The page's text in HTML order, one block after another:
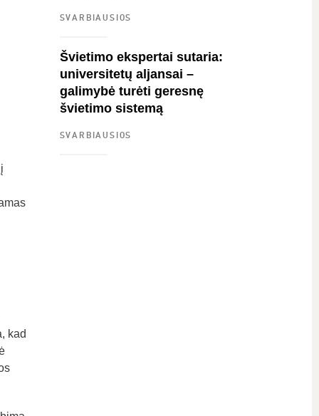
kad
SVARBIAUSIOS
Švietimo ekspertai sutaria:
universitetų aljansai –
galimybė turėti geresnę
švietimo sistemą
SVARBIAUSIOS